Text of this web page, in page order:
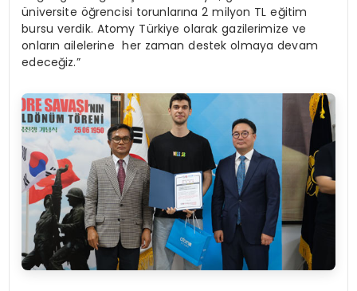
üniversite öğrencisi torunlarına 2 milyon TL eğitim
bursu verdik. Atomy Türkiye olarak gazilerimize ve
onların ailelerine her zaman destek olmaya devam
edeceğiz.”